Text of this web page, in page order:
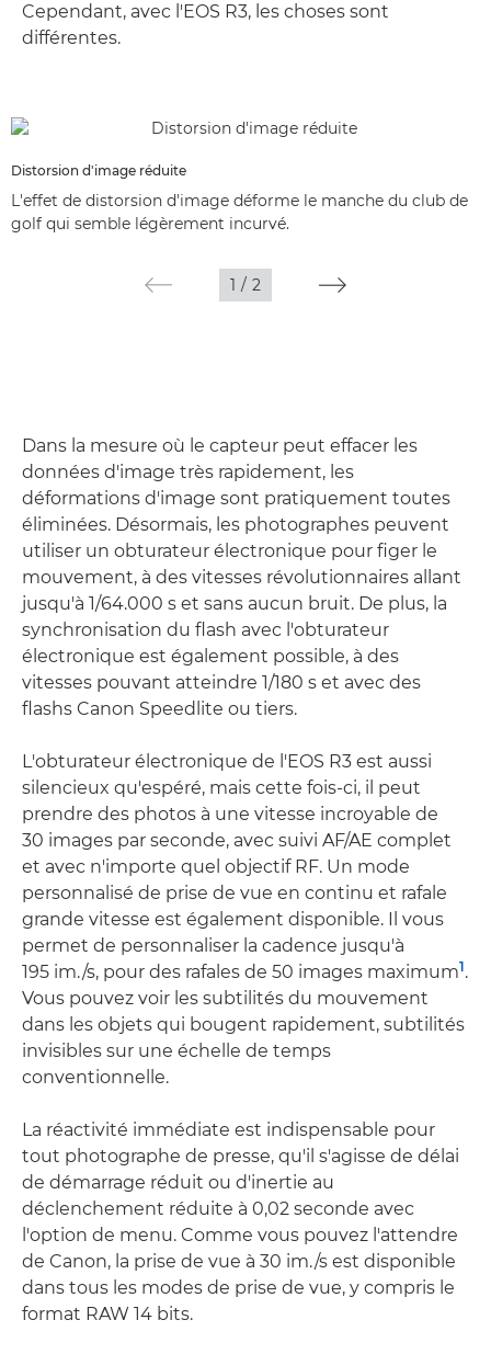
Cependant, avec l'EOS R3, les choses sont
différentes.
Distorsion d'image réduite
L'effet de distorsion d'image déforme le manche du club de
golf qui semble légèrement incurvé.
1 / 2
Dans la mesure où le capteur peut effacer les
données d'image très rapidement, les
déformations d'image sont pratiquement toutes
éliminées. Désormais, les photographes peuvent
utiliser un obturateur électronique pour figer le
mouvement, à des vitesses révolutionnaires allant
jusqu'à 1/64.000 s et sans aucun bruit. De plus, la
synchronisation du flash avec l'obturateur
électronique est également possible, à des
vitesses pouvant atteindre 1/180 s et avec des
flashs Canon Speedlite ou tiers.
L'obturateur électronique de l'EOS R3 est aussi
silencieux qu'espéré, mais cette fois-ci, il peut
prendre des photos à une vitesse incroyable de
30 images par seconde, avec suivi AF/AE complet
et avec n'importe quel objectif RF. Un mode
personnalisé de prise de vue en continu et rafale
grande vitesse est également disponible. Il vous
permet de personnaliser la cadence jusqu'à
195 im./s, pour des rafales de 50 images maximum1.
Vous pouvez voir les subtilités du mouvement
dans les objets qui bougent rapidement, subtilités
invisibles sur une échelle de temps
conventionnelle.
La réactivité immédiate est indispensable pour
tout photographe de presse, qu'il s'agisse de délai
de démarrage réduit ou d'inertie au
déclenchement réduite à 0,02 seconde avec
l'option de menu. Comme vous pouvez l'attendre
de Canon, la prise de vue à 30 im./s est disponible
dans tous les modes de prise de vue, y compris le
format RAW 14 bits.